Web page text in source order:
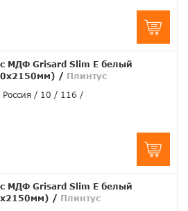
МДФ Grisard Slim E белый
/ Плинтус
Россия 10 116
МДФ Grisard Slim E белый
/ Плинтус